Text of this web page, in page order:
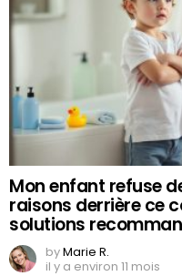
Mon enfant refuse
raisons derrière ce
solutions
byMarie R.
il y a environ 11 mois